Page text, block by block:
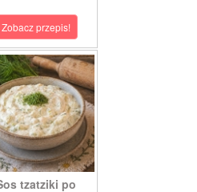
Zobacz przepis!
tzatziki po